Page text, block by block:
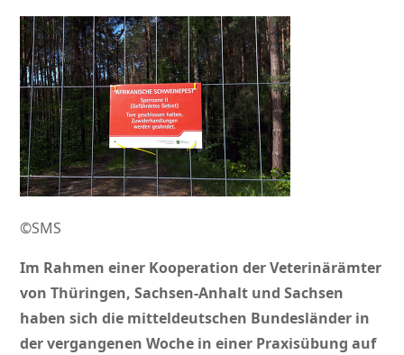
©SMS
Im Rahmen einer Kooperation der Veterinärämter
von Thüringen, Sachsen-Anhalt und Sachsen
haben sich die mitteldeutschen Bundesländer in
der vergangenen Woche in einer Praxisübung auf